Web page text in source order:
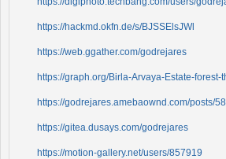
https://hackmd.okfn.de/s/BJSSElsJWl
https://web.ggather.com/godrejares
https://graph.org/Birla-Arvaya-Estate-
https://godrejares.amebaownd.com/posts/
https://gitea.dusays.com/godrejares
https://motion-gallery.net/users/857919